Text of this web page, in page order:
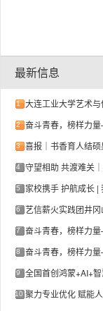
最新信息
1 大连工业大学艺术
2 奋斗青春，榜样力
3 喜报｜书香育人结
4
5 家校携手 护航成长
6 艺信薪火实践团井
7 奋斗青春，榜样力
8 奋斗青春，榜样力
9
10